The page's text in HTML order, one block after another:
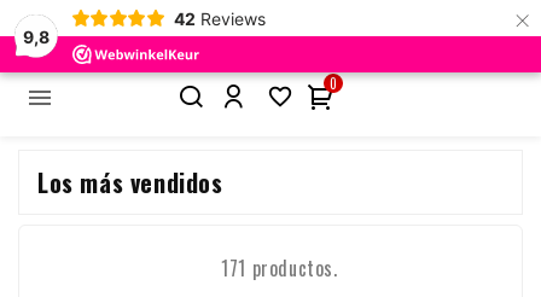
9,8
42 Reviews ×
 
0
Inicio Los más vendidos
Los más vendidos
171 productos.